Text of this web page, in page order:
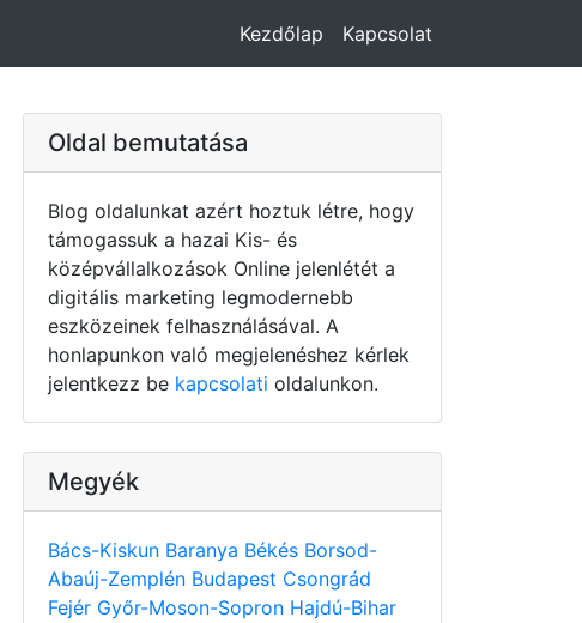
Kezdőlap Kapcsolat
Oldal bemutatása
Blog oldalunkat azért hoztuk létre, hogy
támogassuk a hazai Kis- és
középvállalkozások Online jelenlétét a
digitális marketing legmodernebb
eszközeinek felhasználásával. A
honlapunkon való megjelenéshez kérlek
jelentkezz be kapcsolati oldalunkon.
Megyék
Bács-Kiskun Baranya Békés Borsod-
Abaúj-Zemplén Budapest Csongrád
Fejér Győr-Moson-Sopron Hajdú-Bihar